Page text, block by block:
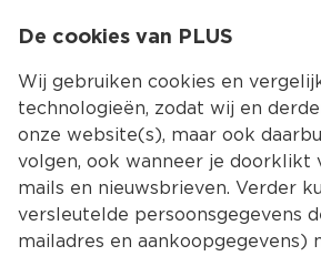
Terug
De cookies van PLUS
Wij gebruiken cookies en
technologieën, zodat wij en
onze website(s), maar ook
volgen, ook wanneer je doorklikt
mails en nieuwsbrieven. Verder
versleutelde persoonsgegevens
mailadres en aankoopgegevens)